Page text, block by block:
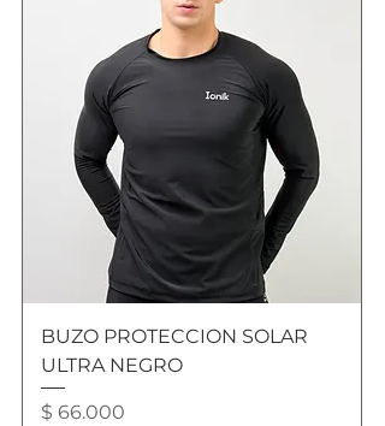
BUZO PROTECCION SOLAR
ULTRA NEGRO
Precio
$ 66.000